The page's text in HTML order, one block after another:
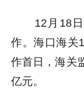
12月18日
作。海口海关
作首日，海关
亿元。